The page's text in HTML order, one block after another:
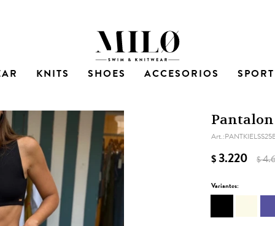
KNITS SHOES ACCESORIOS SPORT
Pantalon
$3.220 $
Variantes: